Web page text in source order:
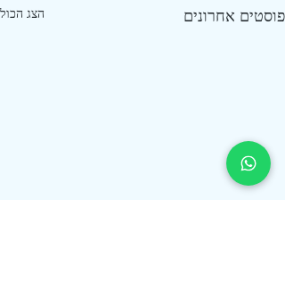
פוסטים אחרונים הצג הכול